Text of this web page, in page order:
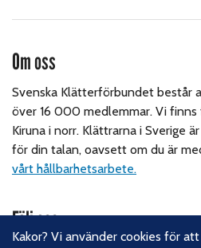
Om oss
Svenska Klätterförbundet består
över 16 000 medlemmar. Vi
Kiruna i norr. Klättrarna i Sverige
för din talan, oavsett om du är
vårt hållbarhetsarbete.
Följ oss
Kakor? Vi använder cookies för